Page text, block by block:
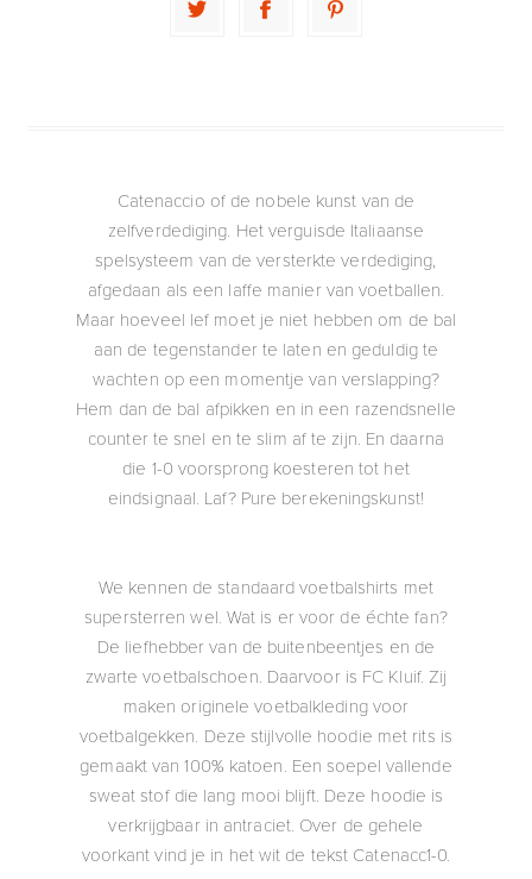
Catenaccio of de nobele kunst van de
zelfverdediging. Het verguisde Italiaanse
spelsysteem van de versterkte verdediging,
afgedaan als een laffe manier van voetballen.
Maar hoeveel lef moet je niet hebben om de bal
aan de tegenstander te laten en geduldig te
wachten op een momentje van verslapping?
Hem dan de bal afpikken en in een razendsnelle
counter te snel en te slim af te zijn. En daarna
die 1-0 voorsprong koesteren tot het
eindsignaal. Laf? Pure berekeningskunst!
We kennen de standaard voetbalshirts met
supersterren wel. Wat is er voor de échte fan?
De liefhebber van de buitenbeentjes en de
zwarte voetbalschoen. Daarvoor is FC Kluif. Zij
maken originele voetbalkleding voor
voetbalgekken. Deze stijlvolle hoodie met rits is
gemaakt van 100% katoen. Een soepel vallende
sweat stof die lang mooi blijft. Deze hoodie is
verkrijgbaar in antraciet. Over de gehele
voorkant vind je in het wit de tekst Catenacc1-0.